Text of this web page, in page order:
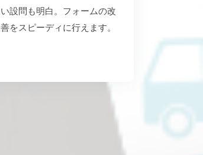
い設問も明白。フォームの改
善をスピーディに行えます。